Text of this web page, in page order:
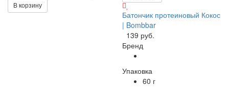
В корзину
Батончик протеиновый Кокос
| Bombbar
139 руб.
Бренд
Упаковка
60 г